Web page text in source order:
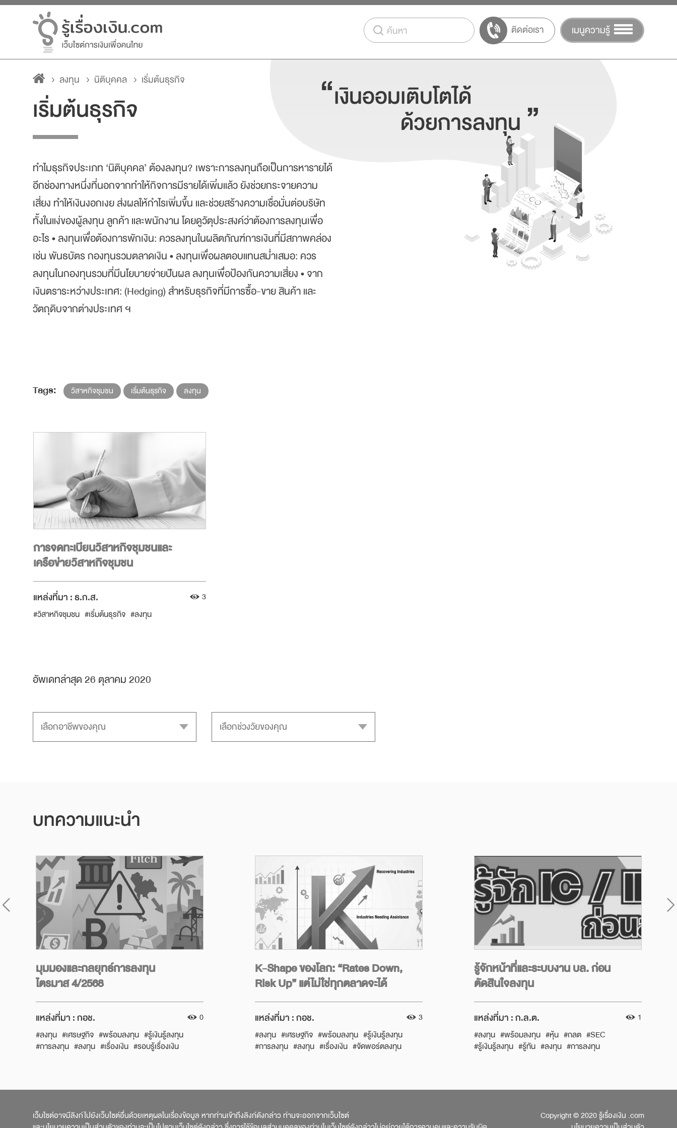
ค้นหา ติดต่อเรา เมนูความรู้
ลงทุน นิติบุคคล เริ่มต้นธุรกิจ
เริ่มต้นธุรกิจ
ทำไมธุรกิจประเภท ‘นิติบุคคล’ ต้องลงทุน? เพราะการลงทุนถือเป็นการหารายได้
อีกช่องทางหนึ่งที่นอกจากทำให้กิจการมีรายได้เพิ่มแล้ว ยังช่วยกระจายความ
เสี่ยง ทำให้เงินงอกเงย ส่งผลให้กำไรเพิ่มขึ้น และช่วยสร้างความเชื่อมั่นต่อบริษัท
ทั้งในแง่ของผู้ลงทุน ลูกค้า และพนักงาน โดยดูวัตุประสงค์ว่าต้องการลงทุนเพื่อ
อะไร • ลงทุนเพื่อต้องการพักเงิน: ควรลงทุนในผลิตภัณฑ์การเงินที่มีสภาพคล่อง
เช่น พันธบัตร กองทุนรวมตลาดเงิน • ลงทุนเพื่อผลตอบแทนสม่ำเสมอ: ควร
ลงทุนในกองทุนรวมที่มีนโยบายจ่ายปันผล ลงทุนเพื่อป้องกันความเสี่ยง • จาก
เงินตราระหว่างประเทศ: (Hedging) สำหรับธุรกิจที่มีการซื้อ-ขาย สินค้า และ
วัตถุดิบจากต่างประเทศ ฯ
“เงินออมเติบโตได้
ด้วยการลงทุน ”
Tags: วิสาหกิจชุมชน เริ่มต้นธุรกิจ ลงทุน
การจดทะเบียนวิสาหกิจชุมชนและ
เครือข่ายวิสาหกิจชุมชน
แหล่งที่มา : ธ.ก.ส.
#วิสาหกิจชุมชน #เริ่มต้นธุรกิจ #ลงทุน
3
อัพเดทล่าสุด 26 ตุลาคม 2020
บทความแนะนำ
มุมมองและกลยุทธ์การลงทุน
ไตรมาส 4/2568
แหล่งที่มา :กอช.
#ลงทุน #เศรษฐกิจ #พร้อมลงทุน #รู้เงินรู้ลงทุน
#การลงทุน #ลงทุน #เรื่องเงิน #รอบรู้เรื่องเงิน
0
K-Shape ของโลก: “Rates Down,
Risk Up” แต่ไม่ใช่ทุกตลาดจะได้
ประโยชน์เท่ากัน
แหล่งที่มา :กอช.
#ลงทุน #เศรษฐกิจ #พร้อมลงทุน #รู้เงินรู้ลงทุน
#การลงทุน #ลงทุน #เรื่องเงิน #จัดพอร์ตลงทุน
3
รู้จักหน้าที่และระบบงาน บล. ก่อน
ตัดสินใจลงทุน
แหล่งที่มา :ก.ล.ต.
#ลงทุน #พร้อมลงทุน #หุ้น #กลต #SEC
#รู้เงินรู้ลงทุน #รู้ทัน #ลงทุน #การลงทุน
#บริษัทหลักทรัพย์จัดการลงทุน
#Investment Planner หรือ IP #เรื่องเงิน
1
Next
เว็บไซต์อาจมีลิงก์ไปยังเว็บไซต์อื่นด้วยเหตุผลในเรื่องข้อมูล หากท่านเข้าถึงลิงก์ดังกล่าว ท่านจะออกจากเว็บไซต์
Copyright © 2020 รู้เรื่องเงิน .com